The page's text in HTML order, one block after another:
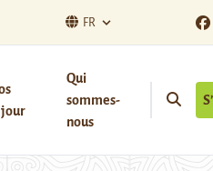
FR
jour
Qui
sommes-
nous